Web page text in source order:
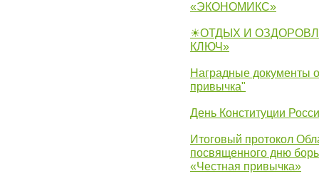
«ЭКОНОМИКС»
☀ОТДЫХ И
КЛЮЧ»
Наградные документы
привычка"
День Конституции
Итоговый протокол
посвященного дню
«Честная привычка»